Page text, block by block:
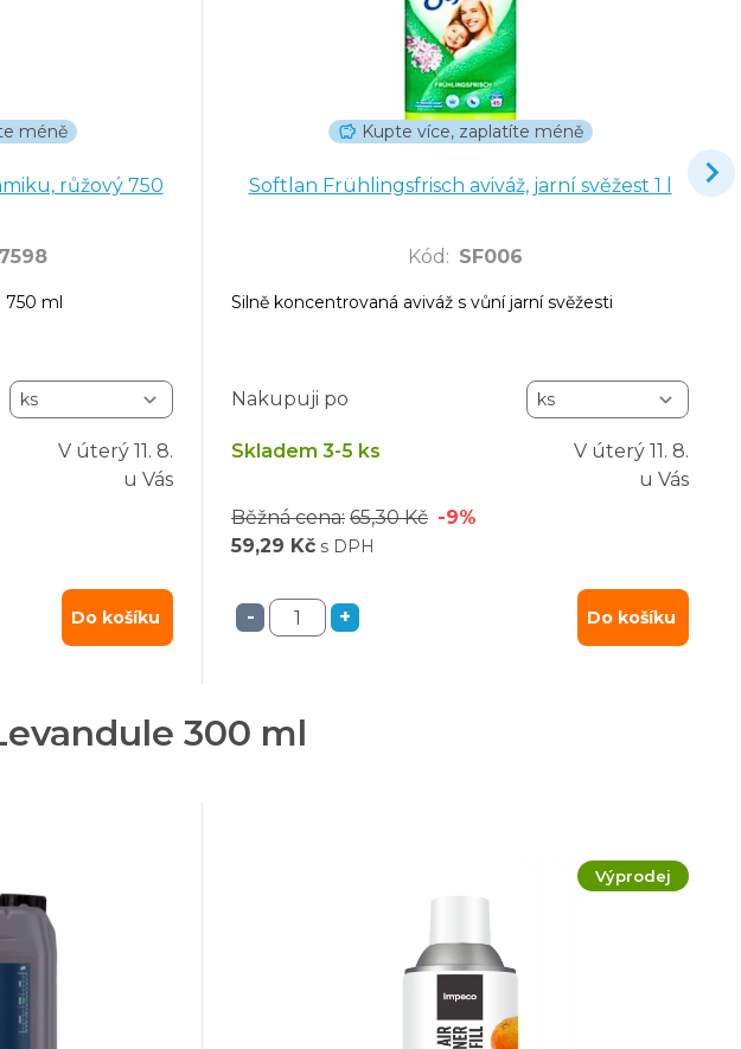
méně
růžový 750
750 ml
V úterý 11. 8.
u Vás
Do košíku
Kupte více, zaplatíte méně
Softlan Frühlingsfrisch aviváž, jarní svěžest 1 l
Kód : SF006
Silně koncentrovaná aviváž s vůní jarní svěžesti
Nakupuji po
Skladem 3-5 ks V úterý 11. 8.
u Vás
Běžná cena: 65,30 Kč -9%
59,29 Kč s DPH
- + Do košíku
300 ml
Výprodej